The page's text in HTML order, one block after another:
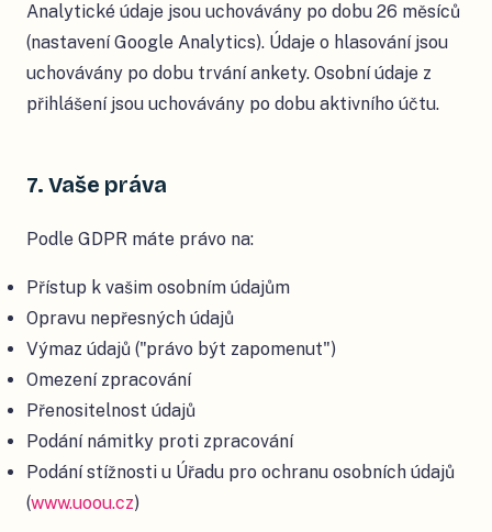
Analytické údaje jsou uchovávány po dobu 26 měsíců
(nastavení Google Analytics). Údaje o hlasování jsou
uchovávány po dobu trvání ankety. Osobní údaje z
přihlášení jsou uchovávány po dobu aktivního účtu.
7. Vaše práva
Podle GDPR máte právo na:
Přístup k vašim osobním údajům
Opravu nepřesných údajů
Výmaz údajů ("právo být zapomenut")
Omezení zpracování
Přenositelnost údajů
Podání námitky proti zpracování
Podání stížnosti u Úřadu pro ochranu osobních údajů
(www.uoou.cz)